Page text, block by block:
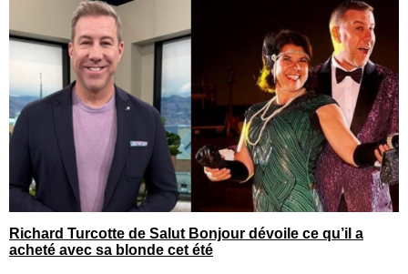
Richard Turcotte de Salut Bonjour dévoile ce qu’il a
acheté avec sa blonde cet été